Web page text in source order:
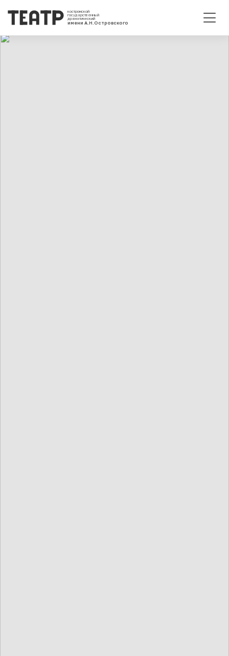
костромской
государственный
драматический
имени А.Н.Островского